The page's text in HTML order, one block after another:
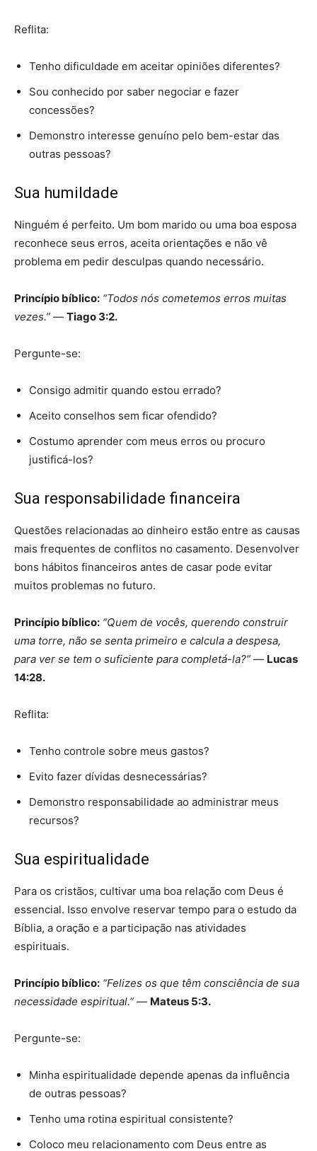
Reflita:
Tenho dificuldade em aceitar opiniões diferentes?
Sou conhecido por saber negociar e fazer
concessões?
Demonstro interesse genuíno pelo bem-estar das
outras pessoas?
Sua humildade
Ninguém é perfeito. Um bom marido ou uma boa esposa
reconhece seus erros, aceita orientações e não vê
problema em pedir desculpas quando necessário.
Princípio bíblico: “Todos nós cometemos erros muitas
vezes.” — Tiago 3:2.
Pergunte-se:
Consigo admitir quando estou errado?
Aceito conselhos sem ficar ofendido?
Costumo aprender com meus erros ou procuro
justificá-los?
Sua responsabilidade financeira
Questões relacionadas ao dinheiro estão entre as causas
mais frequentes de conflitos no casamento. Desenvolver
bons hábitos financeiros antes de casar pode evitar
muitos problemas no futuro.
Princípio bíblico: “Quem de vocês, querendo construir
uma torre, não se senta primeiro e calcula a despesa,
para ver se tem o suficiente para completá-la?” — Lucas
14:28.
Reflita:
Tenho controle sobre meus gastos?
Evito fazer dívidas desnecessárias?
Demonstro responsabilidade ao administrar meus
recursos?
Sua espiritualidade
Para os cristãos, cultivar uma boa relação com Deus é
essencial. Isso envolve reservar tempo para o estudo da
Bíblia, a oração e a participação nas atividades
espirituais.
Princípio bíblico: “Felizes os que têm consciência de sua
necessidade espiritual.” — Mateus 5:3.
Pergunte-se:
Minha espiritualidade depende apenas da influência
de outras pessoas?
Tenho uma rotina espiritual consistente?
Coloco meu relacionamento com Deus entre as